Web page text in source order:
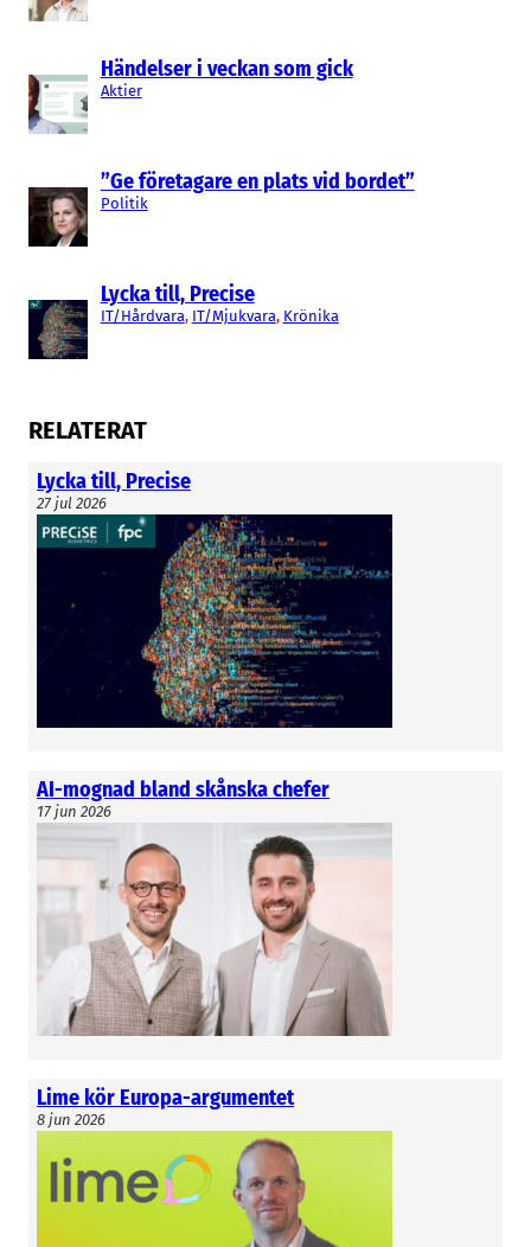
Händelser i veckan som gick
Aktier
”Ge företagare en plats vid bordet”
Politik
Lycka till, Precise
IT/Hårdvara, IT/Mjukvara, Krönika
Persson är en, tillsammans står för 28 procent
av bolaget.
Erik Olausson
RELATERAT
Lycka till, Precise
27 jul 2026
AI-mognad bland skånska chefer
17 jun 2026
Lime kör Europa-argumentet
8 jun 2026